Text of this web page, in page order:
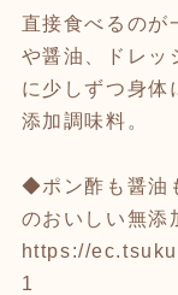
直接食べるのが
や醤油、ドレッ
に少しずつ身体
添加調味料。
◆ポン酢も醤油
のおいしい無添
https://
1